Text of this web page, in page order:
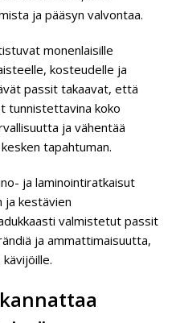
ja pääsyn valvontaa.
monenlaisille
kosteudelle ja
passit takaavat, että
tunnistettavina koko
ja vähentää
tapahtuman.
ja laminointiratkaisut
ja kestävien
valmistetut passit
ja ammattimaisuutta,